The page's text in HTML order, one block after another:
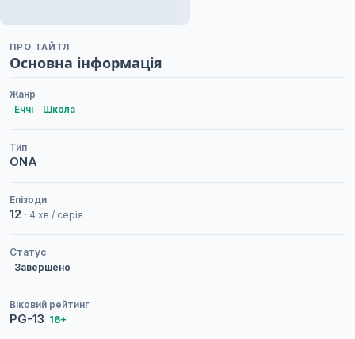
ПРО ТАЙТЛ
Основна інформація
Жанр
Еччі
Школа
Тип
ONA
Епізоди
12 · 4 хв / серія
Статус
Завершено
Віковий рейтинг
PG-13 16+